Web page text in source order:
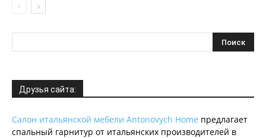
Друзья сайта:
Салон итальянской мебели Antonovych Home предлагает
спальный гарнитур от итальянских производителей в